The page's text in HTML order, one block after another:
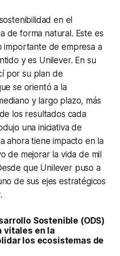
en el
de forma natural. Este es
importante de empresa a
y es Unilever. En su
por su plan de
se orientó a la
y largo plazo, más
los resultados cada
una iniciativa de
ahora tiene impacto en la
de mejorar la vida de mil
que Unilever puso a
de sus ejes estratégicos
Sostenible (ODS)
vitales en la
los ecosistemas de